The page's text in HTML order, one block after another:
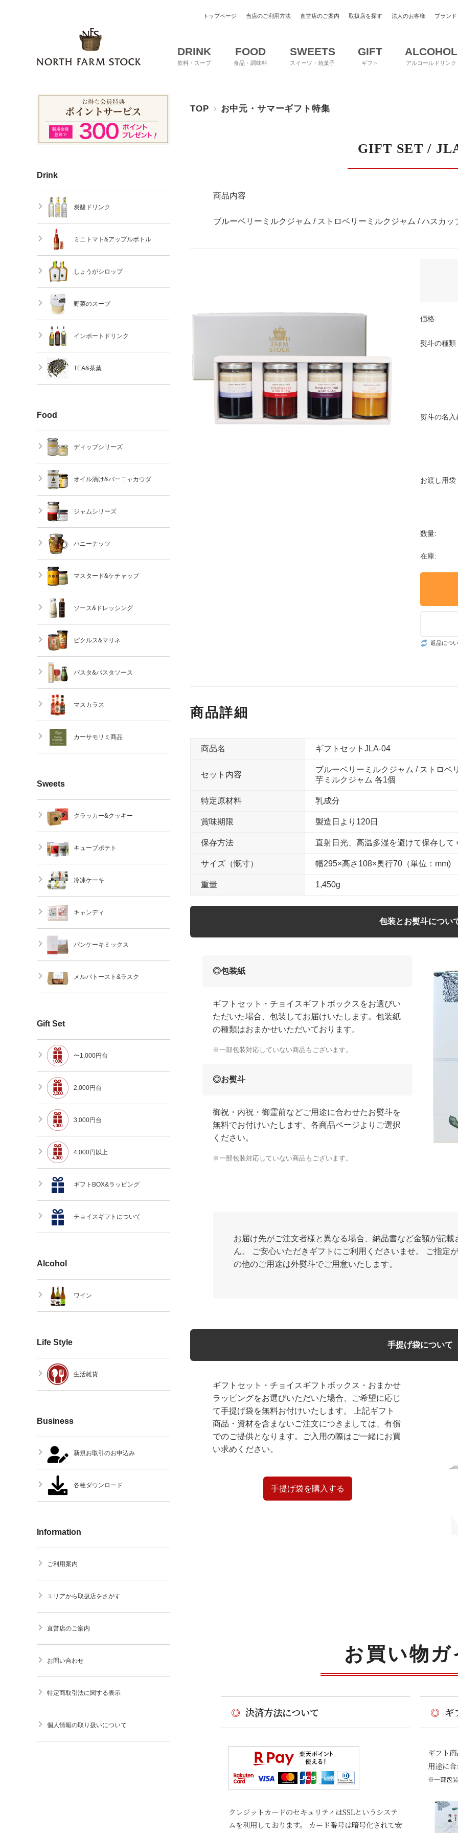
トップページ 当店のご利用方法 直営店のご案内 取扱店を探す 法人のお客様 ブラン
DRINK
飲料・スープ
FOOD
食品・調味料
SWEETS
スイーツ・焼菓子
GIFT
ギフト
ALCOHOL
アルコールドリンク
TOP お中元・サマーギフト特集
GIFT SET /
商品内容
ブルーベリーミルクジャム / ストロベリーミルクジャム / ハスカ
価格:
熨斗の種類
熨斗の名入
お渡し用
数量:
在庫:
返品につ
商品詳細
商品名 ギフトセットJLA-04
セット内容
ブルーベリーミルクジャム / ストロベ
芋ミルクジャム 各1個
特定原材料 乳成分
賞味期限 製造日より120日
保存方法 直射日光、高温多湿を避けて保存して
サイズ（慨寸） 幅295×高さ108×奥行70（単位：mm)
重量 1,450g
包装とお熨斗につい
◎包装紙
ギフトセット・チョイスギフトボックスをお選びい
ただいた場合、包装してお届けいたします。包装紙
の種類はおまかせいただいております。
※一部包装対応していない商品もございます。
◎お熨斗
御祝・内祝・御霊前などご用途に合わせたお熨斗を
無料でお付けいたします。各商品ページよりご選択
ください。
※一部包装対応していない商品もございます。
お届け先がご注文者様と異なる場合、納品書など金額が記
ん。 ご安心いただきギフトにご利用くださいませ。 ご指定
の他のご用途は外熨斗でご用意いたします。
手提げ袋について
ギフトセット・チョイスギフトボックス・おまかせ
ラッピングをお選びいただいた場合、ご希望に応じ
て手提げ袋を無料お付けいたします。 上記ギフト
商品・資材を含まないご注文につきましては、有償
でのご提供となります。ご入用の際はご一緒にお買
い求めください。
手提げ袋を購入する
お買い物
◎ 決済方法について
クレジットカードのセキュリティはSSLというシステ
ムを利用しております。 カード番号は暗号化されて安
◎ ギ
ギフト
用途に
※一部包
Drink
炭酸ドリンク
ミニトマト&アップルボトル
しょうがシロップ
野菜のスープ
インポートドリンク
TEA&茶葉
Food
ディップシリーズ
オイル漬け&バーニャカウダ
ジャムシリーズ
ハニーナッツ
マスタード&ケチャップ
ソース&ドレッシング
ピクルス&マリネ
パスタ&パスタソース
マスカラス
カーサモリミ商品
Sweets
クラッカー&クッキー
キューブポテト
冷凍ケーキ
キャンディ
パンケーキミックス
メルバトースト&ラスク
Gift Set
〜1,000円台
2,000円台
3,000円台
4,000円以上
ギフトBOX&ラッピング
チョイスギフトについて
Alcohol
ワイン
Life Style
生活雑貨
Business
新規お取引のお申込み
各種ダウンロード
Information
ご利用案内
エリアから取扱店をさがす
直営店のご案内
お問い合わせ
特定商取引法に関する表示
個人情報の取り扱いについて